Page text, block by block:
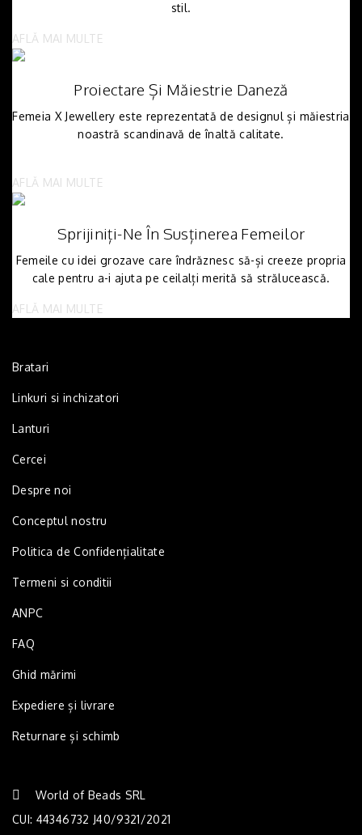
stil.
AFLĂ MAI MULTE
Proiectare Și Măiestrie Daneză
Femeia X Jewellery este reprezentată de designul și măiestria
noastră scandinavă de înaltă calitate.
AFLĂ MAI MULTE
Sprijiniți-Ne În Susținerea Femeilor
Femeile cu idei grozave care îndrăznesc să-și creeze propria
cale pentru a-i ajuta pe ceilalți merită să strălucească.
AFLĂ MAI MULTE
Bratari
Linkuri si inchizatori
Lanturi
Cercei
Despre noi
Conceptul nostru
Politica de Confidențialitate
Termeni si conditii
ANPC
FAQ
Ghid mărimi
Expediere și livrare
Returnare și schimb
World of Beads SRL
CUI: 44346732 J40/9321/2021